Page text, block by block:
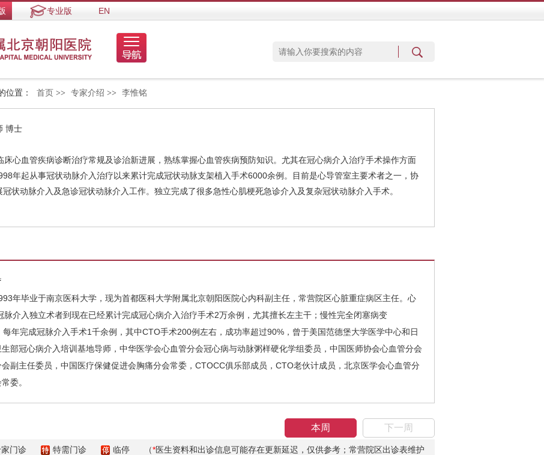
专业版 EN
位置： 首页 >> 专家介绍 >> 李惟铭
博士
床心血管疾病诊断治疗常规及诊治新进展，熟练掌握心血管疾病预防知识。尤其在冠心病介入治疗手术操作方面
年起从事冠状动脉介入治疗以来累计完成冠状动脉支架植入手术6000余例。目前是心导管室主要术者之一，协
状动脉介入及急诊冠状动脉介入工作。独立完成了很多急性心肌梗死急诊介入及复杂冠状动脉介入手术。
年毕业于南京医科大学，现为首都医科大学附属北京朝阳医院心内科副主任，常营院区心脏重症病区主任。心
介入独立术者到现在已经累计完成冠心病介入治疗手术2万余例，尤其擅长左主干；慢性完全闭塞病变
每年完成冠脉介入手术1千余例，其中CTO手术200例左右，成功率超过90%，曾于美国范德堡大学医学中心和日
部冠心病介入培训基地导师，中华医学会心血管分会冠心病与动脉粥样硬化学组委员，中国医师协会心血管分会
副主任委员，中国医疗保健促进会胸痛分会常委，CTOCC俱乐部成员，CTO老伙计成员，北京医学会心血管分
委。
本周 下一周
门诊 特需门诊 临停 （*医生资料和出诊信息可能存在更新延迟，仅供参考；常营院区出诊表维护